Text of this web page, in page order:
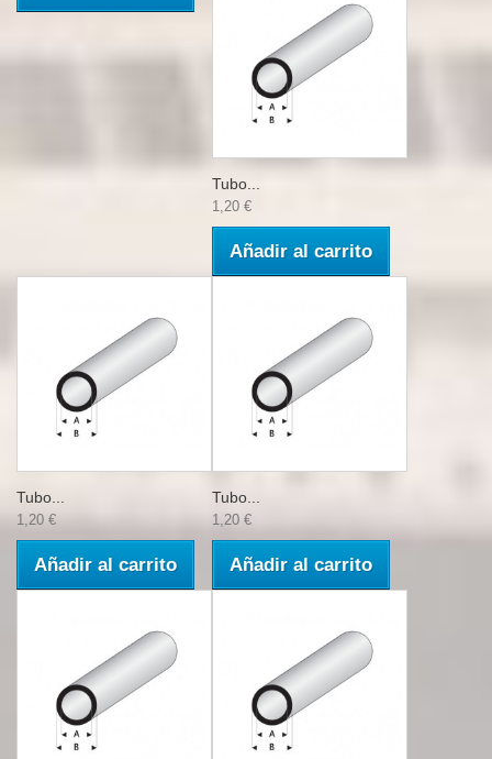
Tubo...
1,20 €
Añadir al carrito
Tubo...
1,20 €
Añadir al carrito
Tubo...
1,20 €
Añadir al carrito